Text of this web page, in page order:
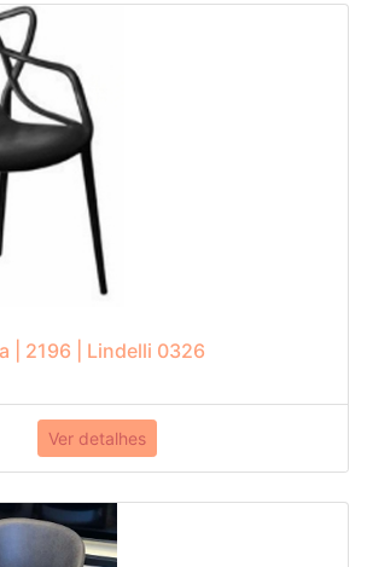
| 2196 | Lindelli 0326
Ver detalhes